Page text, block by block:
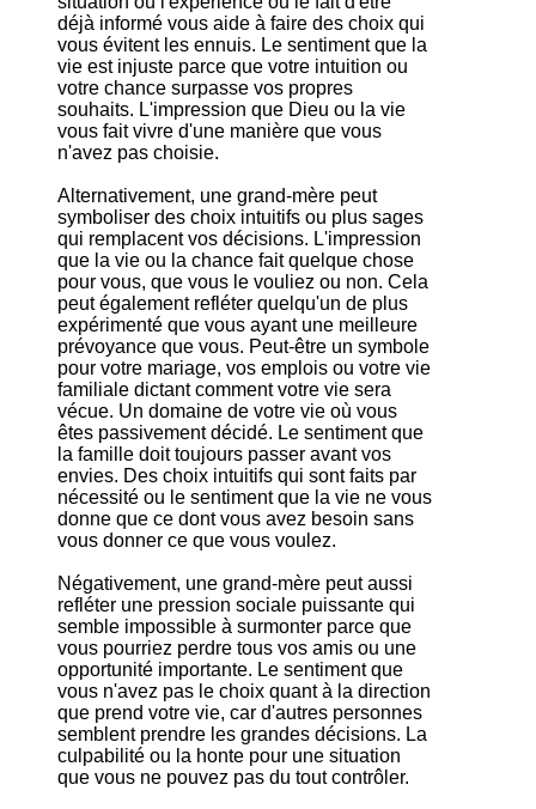
déjà informé vous aide à faire des choix qui
vous évitent les ennuis. Le sentiment que la
vie est injuste parce que votre intuition ou
votre chance surpasse vos propres
souhaits. L'impression que Dieu ou la vie
vous fait vivre d'une manière que vous
n'avez pas choisie.
Alternativement, une grand-mère peut
symboliser des choix intuitifs ou plus sages
qui remplacent vos décisions. L'impression
que la vie ou la chance fait quelque chose
pour vous, que vous le vouliez ou non. Cela
peut également refléter quelqu'un de plus
expérimenté que vous ayant une meilleure
prévoyance que vous. Peut-être un symbole
pour votre mariage, vos emplois ou votre vie
familiale dictant comment votre vie sera
vécue. Un domaine de votre vie où vous
êtes passivement décidé. Le sentiment que
la famille doit toujours passer avant vos
envies. Des choix intuitifs qui sont faits par
nécessité ou le sentiment que la vie ne vous
donne que ce dont vous avez besoin sans
vous donner ce que vous voulez.
Négativement, une grand-mère peut aussi
refléter une pression sociale puissante qui
semble impossible à surmonter parce que
vous pourriez perdre tous vos amis ou une
opportunité importante. Le sentiment que
vous n'avez pas le choix quant à la direction
que prend votre vie, car d'autres personnes
semblent prendre les grandes décisions. La
culpabilité ou la honte pour une situation
que vous ne pouvez pas du tout contrôler.